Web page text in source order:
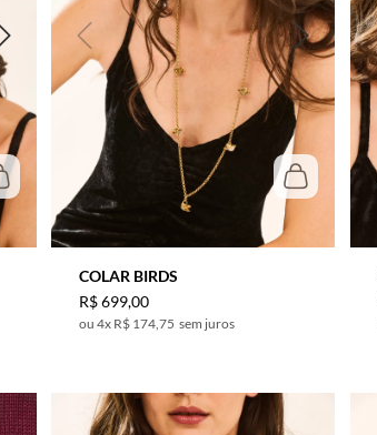
COLAR BIRDS
R$699,00
4x R$ 174,75 sem juros